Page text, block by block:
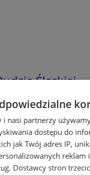
Śląskiej
i nasi partnerzy
dostępu do
jak Twój adres IP,
reklam
Dostawcy stron